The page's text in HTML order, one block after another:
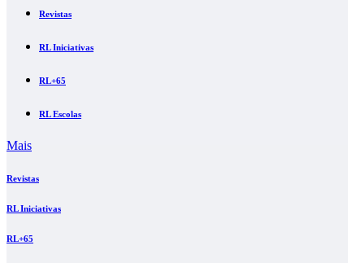
Revistas
RL Iniciativas
RL+65
RL Escolas
Mais
Revistas
RL Iniciativas
RL+65